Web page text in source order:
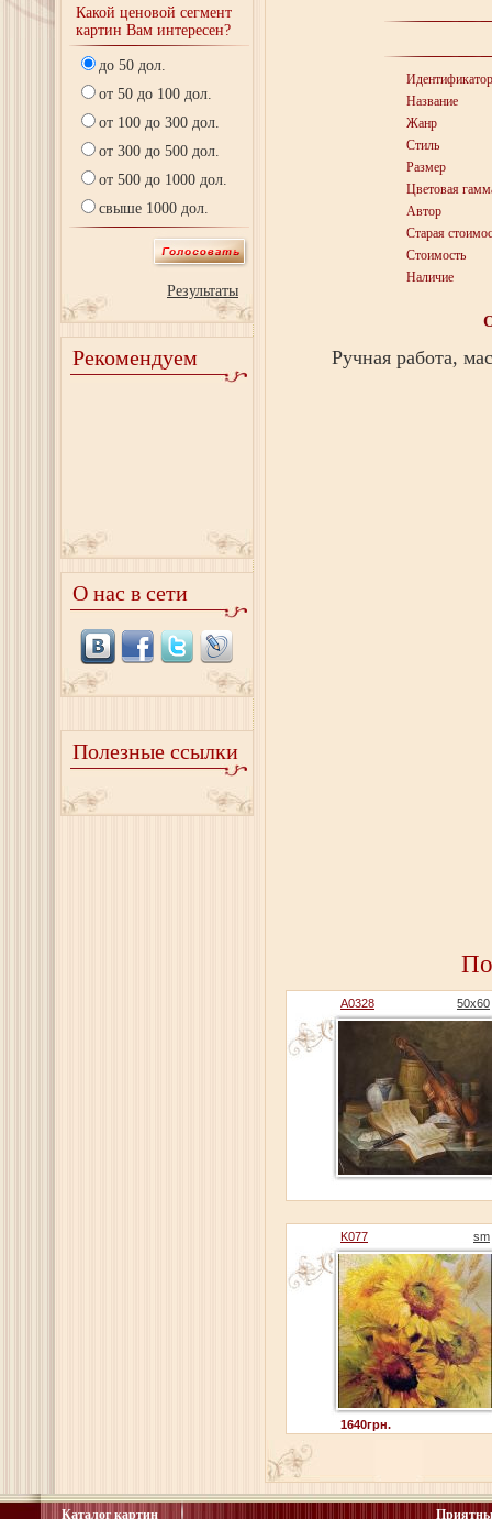
Какой ценовой сегмент
картин Вам интересен?
до 50 дол.
от 50 до 100 дол.
от 100 до 300 дол.
от 300 до 500 дол.
от 500 до 1000 дол.
свыше 1000 дол.
Результаты
Рекомендуем
О нас в сети
Полезные ссылки
Идентификатор
Название
Жанр
Стиль
Размер
Цветовая
Автор
Старая
Стоимость
Наличие
Ручная работа,
A0328 50x60
K077 sm
1640грн.
Каталог картин